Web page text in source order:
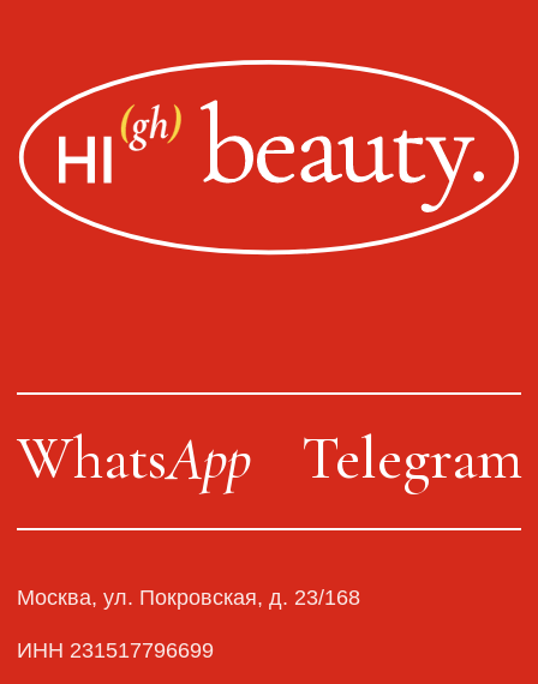
ИП Пищелева В.А.
ОГРН 320774600200027
Публичная оферта
Политика конфиденциальности
Оплата, доставка, возврат